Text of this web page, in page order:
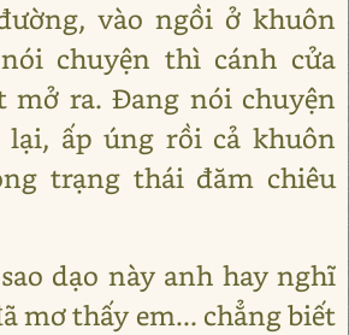
vào ngồi ở khuôn
chuyện thì cánh cửa
mở ra. Đang nói chuyện
ấp úng rồi cả khuôn
trạng thái đăm chiêu
dạo này anh hay nghĩ
mơ thấy em... chẳng biết